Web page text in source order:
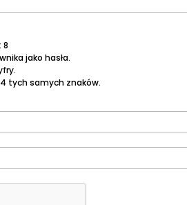
8
jako hasła.
tych samych znaków.